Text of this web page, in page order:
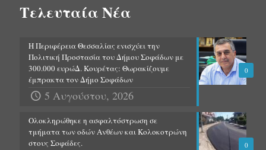
Τελευταία Νέα
0
Η Περιφέρεια Θεσσαλίας ενισχύει την
Πολιτική Προστασία του Δήμου Σοφάδων με
300.000 ευρώΔ. Κουρέτας: Θωρακίζουμε
έμπρακτα τον Δήμο Σοφάδων
5 Αυγούστου, 2026
0
Ολοκληρώθηκε η ασφαλτόστρωση σε
τμήματα των οδών Ανθέων και Κολοκοτρώνη
στους Σοφάδες.